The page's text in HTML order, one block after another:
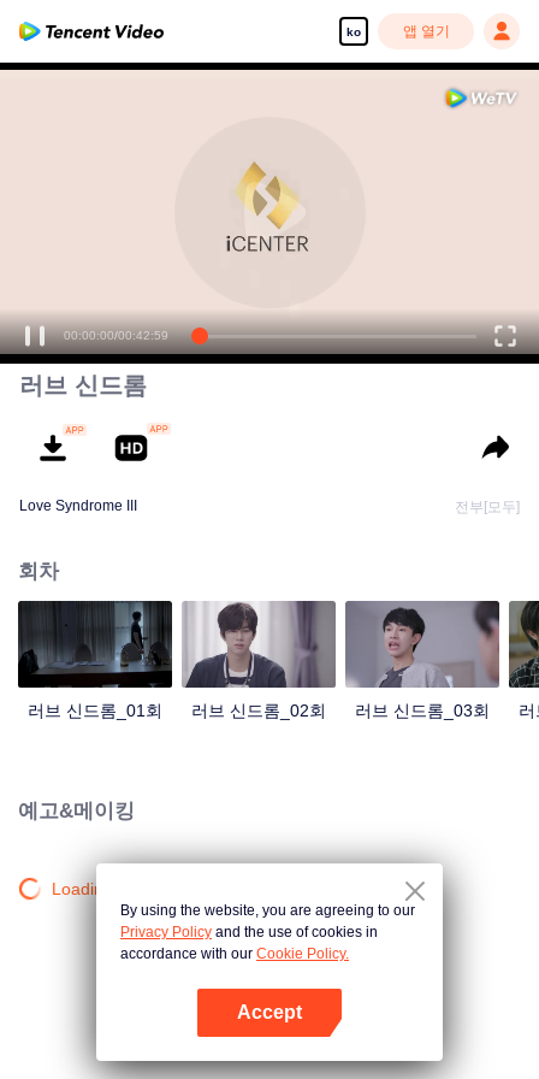
ko 앱 열기
00:00:00/00:42:59
러브 신드롬
Love Syndrome III 전부[모두]
회차
러브 신드롬_01회 러브 신드롬_02회 러브 신드롬_03회
예고&메이킹
Loading…
By using the website, you are agreeing to our
Privacy Policy and the use of cookies in
accordance with our Cookie Policy.
Accept